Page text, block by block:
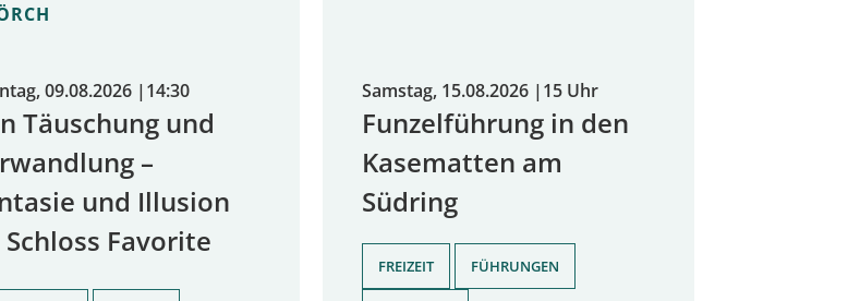
09.08.2026 | 14:30
Täuschung und
–
und Illusion
Favorite
Samstag, 15.08.2026 | 15 Uhr
Funzelführung in den
Kasematten am
Südring
FREIZEIT FÜHRUNGEN